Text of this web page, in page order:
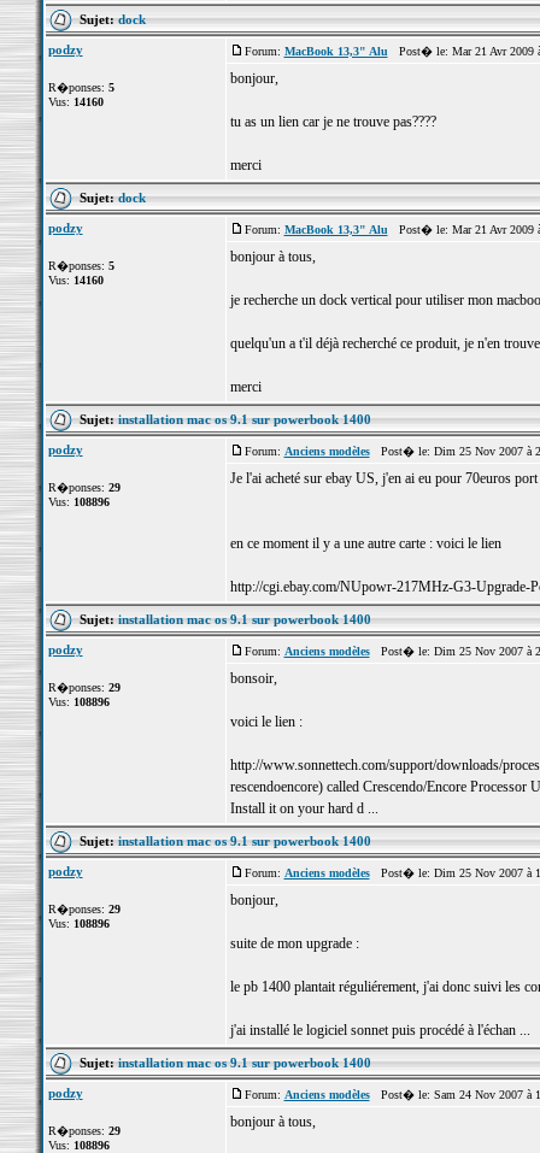
Sujet:dock
podzy
R�ponses: 5
Vus: 14160
Forum: MacBook 13,3" Alu Post� le: Mar 21 Avr
bonjour,
tu as un lien car je ne trouve pas????
merci
Sujet:dock
podzy
R�ponses: 5
Vus: 14160
Forum: MacBook 13,3" Alu Post� le: Mar 21 Avr
bonjour à tous,
je recherche un dock vertical pour utiliser mon
quelqu'un a t'il déjà recherché ce produit, je n'en
merci
Sujet:installation mac os 9.1 sur powerbook 1400
podzy
R�ponses: 29
Vus: 108896
Forum: Anciens modèlesPost� le: Dim 25 Nov 2007 à
Je l'ai acheté sur ebay US, j'en ai eu pour 70euros
en ce moment il y a une autre carte : voici le lien
http://cgi.ebay.com/NUpowr-217MHz-G3-Upgrade-
Sujet:installation mac os 9.1 sur powerbook 1400
podzy
R�ponses: 29
Vus: 108896
Forum: Anciens modèlesPost� le: Dim 25 Nov 2007 à
bonsoir,
voici le lien :
http://www.sonnettech.com/support/downloads/
rescendoencore) called Crescendo/Encore Processor
Install it on your hard d ...
Sujet:installation mac os 9.1 sur powerbook 1400
podzy
R�ponses: 29
Vus: 108896
Forum: Anciens modèlesPost� le: Dim 25 Nov 2007 à
bonjour,
suite de mon upgrade :
le pb 1400 plantait réguliérement, j'ai donc suivi les
j'ai installé le logiciel sonnet puis procédé à l'échan ...
Sujet:installation mac os 9.1 sur powerbook 1400
podzy
R�ponses: 29
Vus: 108896
Forum: Anciens modèlesPost� le: Sam 24 Nov 2007 à
bonjour à tous,